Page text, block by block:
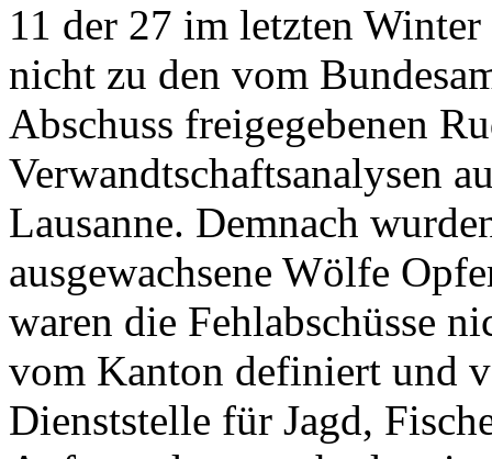
11 der 27 im letzten
nicht zu den vom
Abschuss freigegebenen
Verwandtschaftsanalysen
Lausanne. Demnach
ausgewachsene Wölfe
waren die Fehlabschüsse
vom Kanton definiert und
Dienststelle für Jagd,